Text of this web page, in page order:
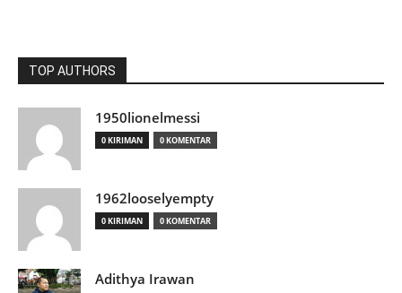
TOP AUTHORS
1950lionelmessi
0 KIRIMAN 0 KOMENTAR
1962looselyempty
0 KIRIMAN 0 KOMENTAR
Adithya Irawan